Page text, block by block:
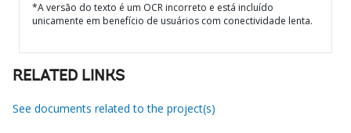
*A versão do texto é um OCR incorreto e está incluído
unicamente em benefício de usuários com conectividade lenta.
RELATED LINKS
See documents related to the project(s)